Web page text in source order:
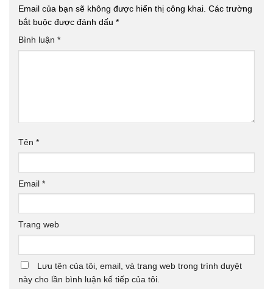
Email của bạn sẽ không được hiển thị công khai. Các trường
bắt buộc được đánh dấu *
Bình luận *
Tên *
Email *
Trang web
Lưu tên của tôi, email, và trang web trong trình duyệt
này cho lần bình luận kế tiếp của tôi.